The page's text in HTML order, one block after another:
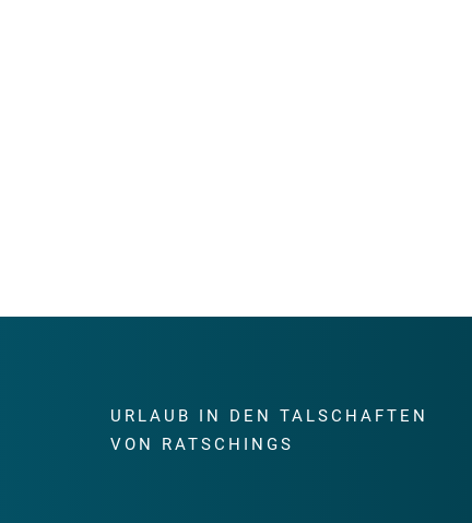
URLAUB IN DEN TALSCHAFTEN
VON RATSCHINGS